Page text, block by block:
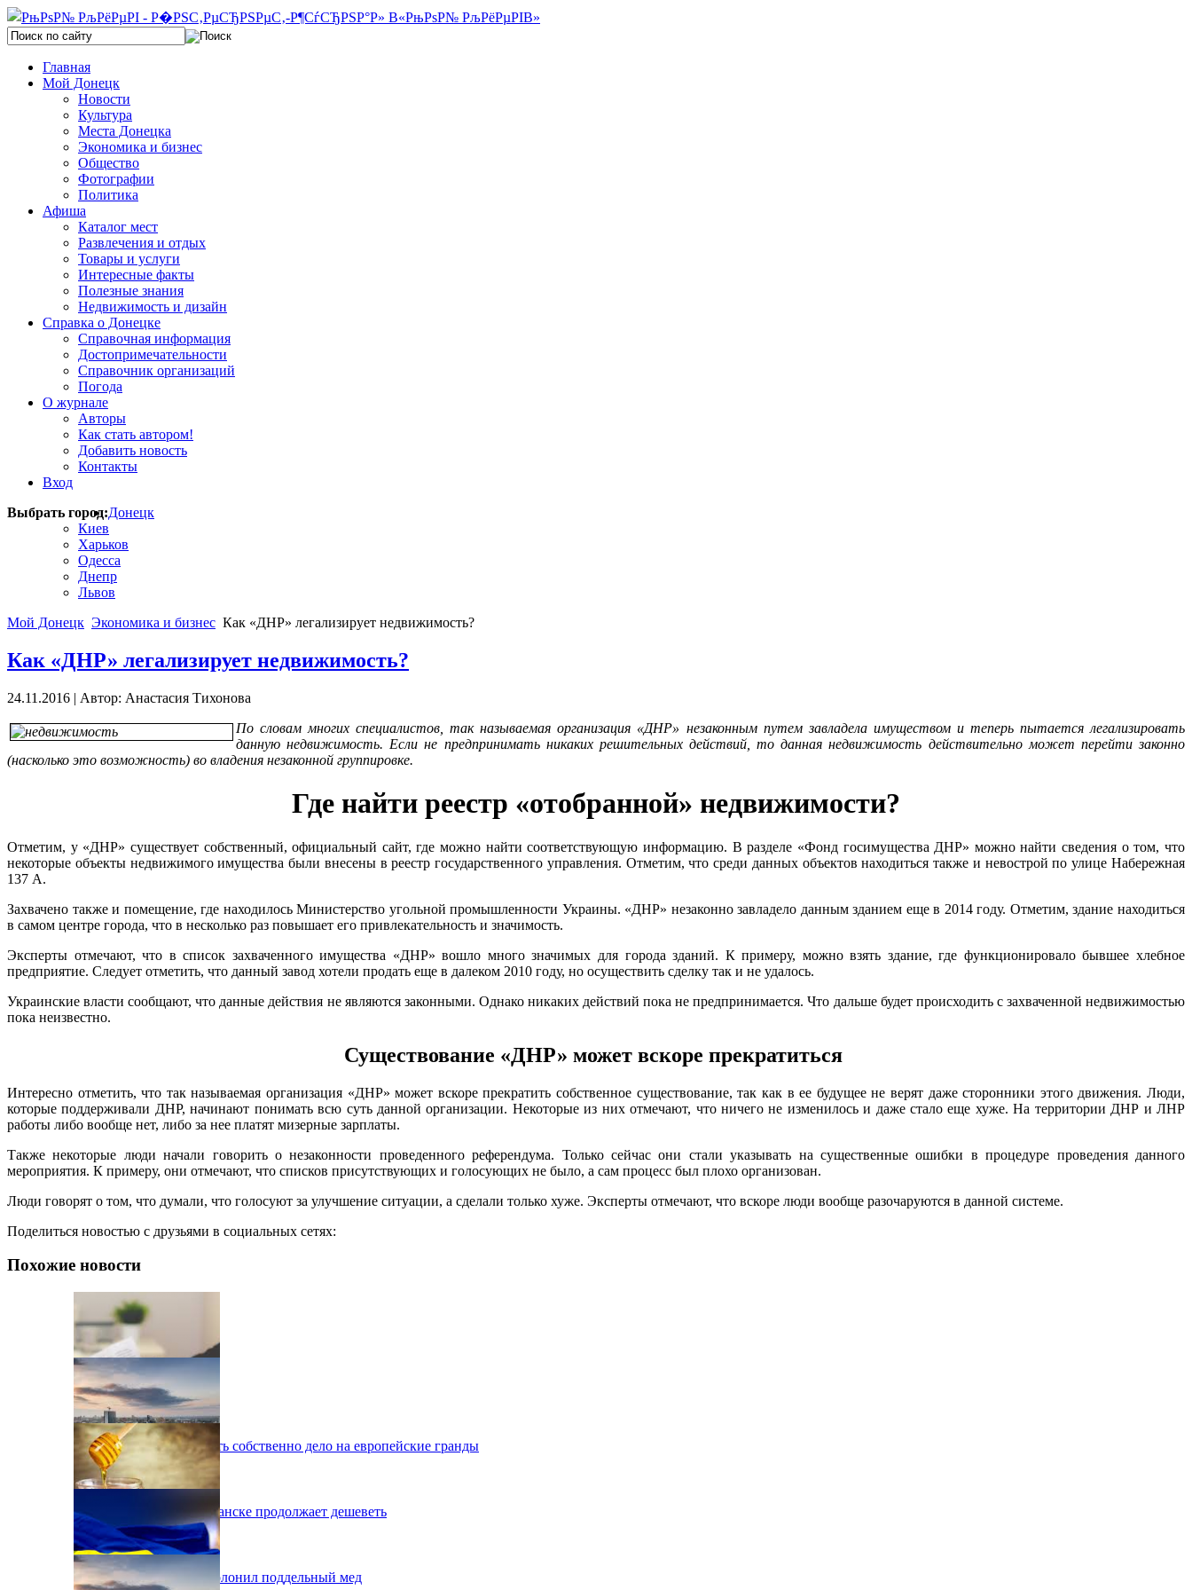
Главная
Мой Донецк
Новости
Культура
Места Донецка
Экономика и бизнес
Общество
Фотографии
Политика
Афиша
Каталог мест
Развлечения и отдых
Товары и услуги
Интересные факты
Полезные знания
Недвижимость и дизайн
Справка о Донецке
Справочная информация
Достопримечательности
Справочник организаций
Погода
О журнале
Авторы
Как стать автором!
Добавить новость
Контакты
Вход
Выбрать город:Донецк
Киев
Харьков
Одесса
Днепр
Львов
Мой Донецк Экономика и бизнес Как «ДНР» легализирует недвижимость?
Как «ДНР» легализирует недвижимость?
24.11.2016 | Автор: Анастасия Тихонова
По словам многих специалистов, так называемая организация «ДНР» незаконным путем завладела имуществом и теперь пытается легализировать
данную недвижимость. Если не предпринимать никаких решительных действий, то данная недвижимость действительно может перейти законно
(насколько это возможность) во владения незаконной группировке.
Где найти реестр «отобранной» недвижимости?
Отметим, у «ДНР» существует собственный, официальный сайт, где можно найти соответствующую информацию. В разделе «Фонд госимущества ДНР» можно найти сведения о том, что
некоторые объекты недвижимого имущества были внесены в реестр государственного управления. Отметим, что среди данных объектов находиться также и невострой по улице Набережная
137 А.
Захвачено также и помещение, где находилось Министерство угольной промышленности Украины. «ДНР» незаконно завладело данным зданием еще в 2014 году. Отметим, здание находиться
в самом центре города, что в несколько раз повышает его привлекательность и значимость.
Эксперты отмечают, что в список захваченного имущества «ДНР» вошло много значимых для города зданий. К примеру, можно взять здание, где функционировало бывшее хлебное
предприятие. Следует отметить, что данный завод хотели продать еще в далеком 2010 году, но осуществить сделку так и не удалось.
Украинские власти сообщают, что данные действия не являются законными. Однако никаких действий пока не предпринимается. Что дальше будет происходить с захваченной недвижимостью
пока неизвестно.
Существование «ДНР» может вскоре прекратиться
Интересно отметить, что так называемая организация «ДНР» может вскоре прекратить собственное существование, так как в ее будущее не верят даже сторонники этого движения. Люди,
которые поддерживали ДНР, начинают понимать всю суть данной организации. Некоторые из них отмечают, что ничего не изменилось и даже стало еще хуже. На территории ДНР и ЛНР
работы либо вообще нет, либо за нее платят мизерные зарплаты.
Также некоторые люди начали говорить о незаконности проведенного референдума. Только сейчас они стали указывать на существенные ошибки в процедуре проведения данного
мероприятия. К примеру, они отмечают, что списков присутствующих и голосующих не было, а сам процесс был плохо организован.
Люди говорят о том, что думали, что голосуют за улучшение ситуации, а сделали только хуже. Эксперты отмечают, что вскоре люди вообще разочаруются в данной системе.
Поделиться новостью с друзьями в социальных сетях:
Похожие новости
Украинцы могут открыть собственно дело на европейские гранды
Жилье в Донецке и Луганске продолжает дешеветь
Украинский рынок заполонил поддельный мед